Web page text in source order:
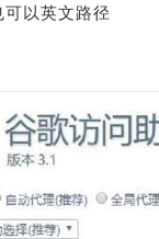
以英文路径